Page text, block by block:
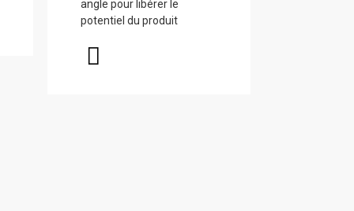
angle pour libérer le
potentiel du produit